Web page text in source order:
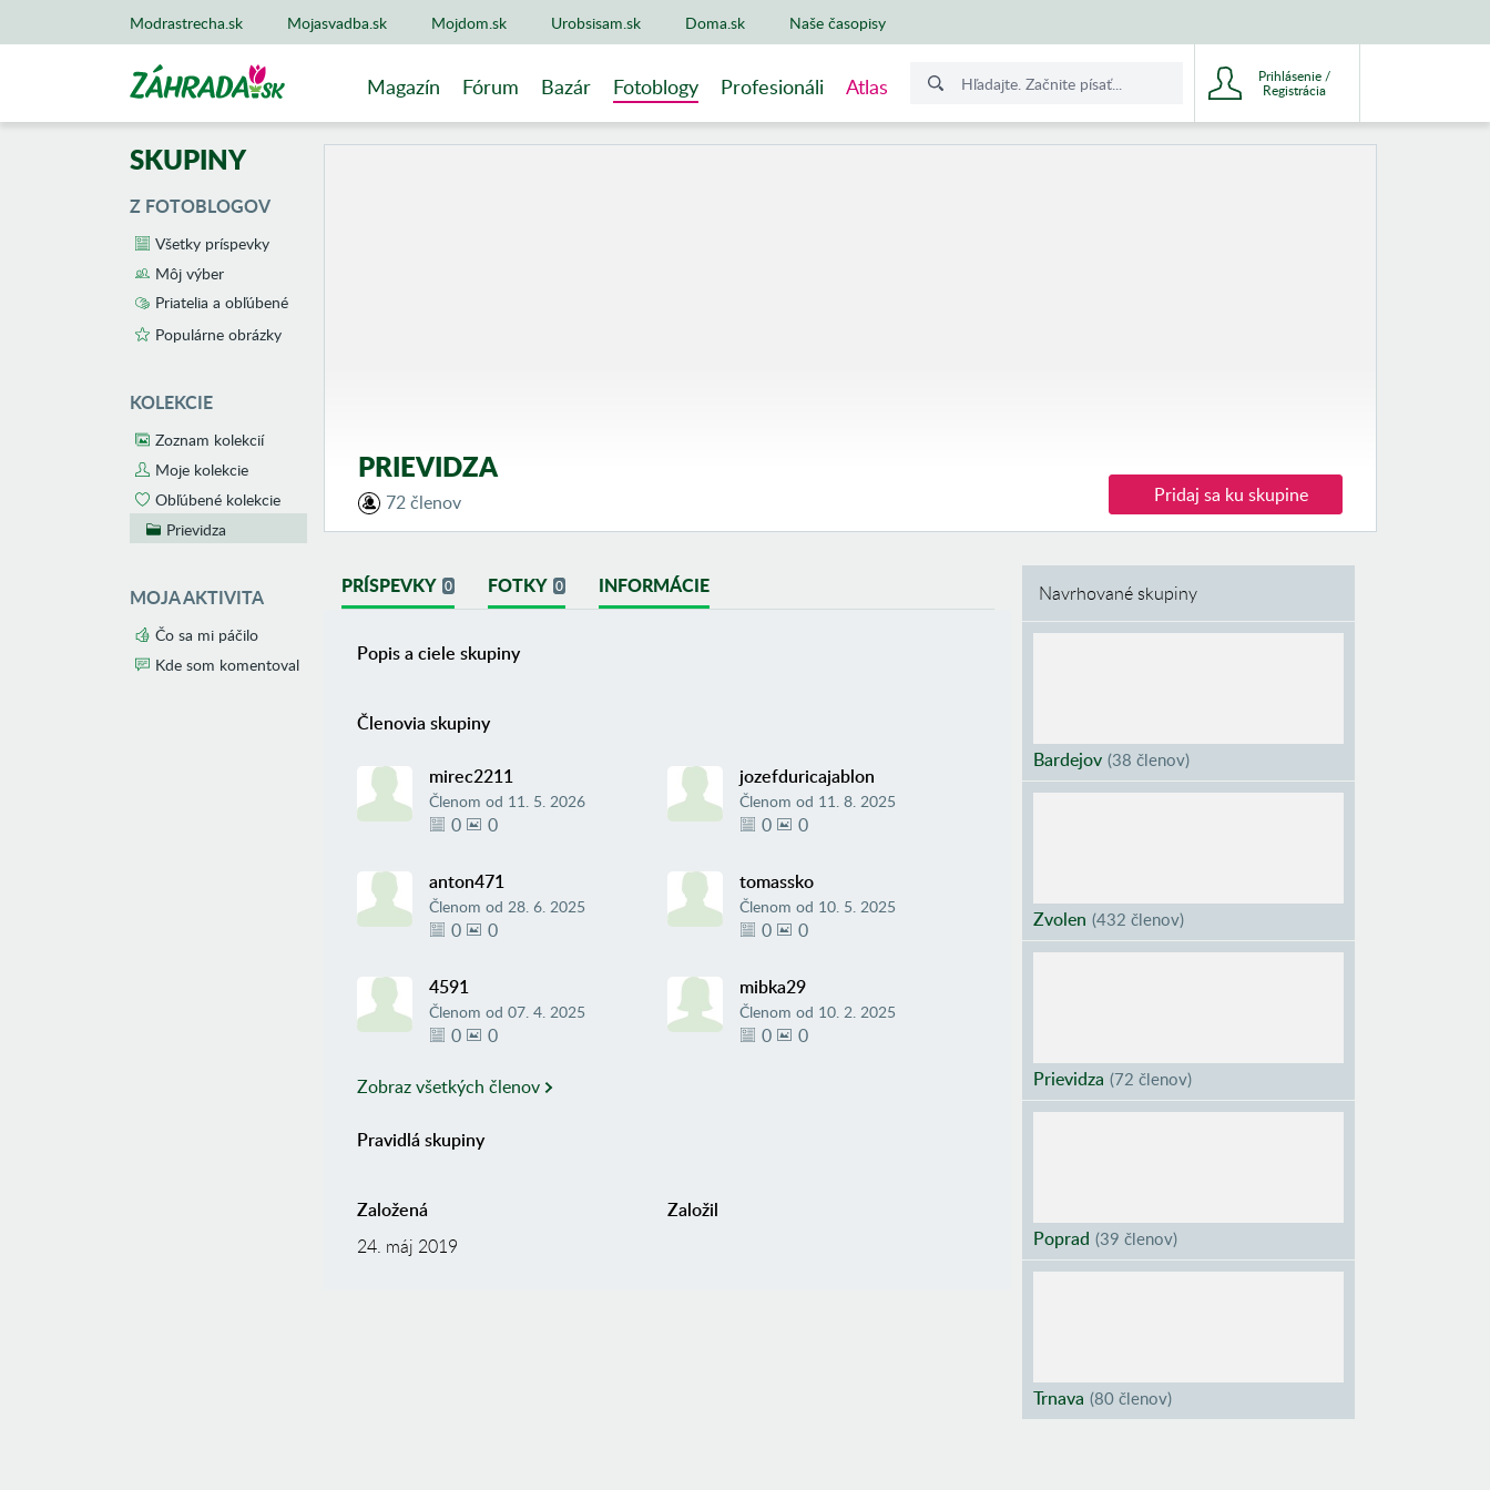
Modrastrecha.sk Mojasvadba.sk Mojdom.sk Urobsisam.sk Doma.sk Naše časopisy
Magazín Fórum Bazár Fotoblogy Profesionáli Atlas
Prihlásenie /
Registrácia
SKUPINY
Z FOTOBLOGOV
Všetky príspevky
Môj výber
Priatelia a obľúbené
Populárne obrázky
KOLEKCIE
Zoznam kolekcií
Moje kolekcie
Obľúbené kolekcie
Prievidza
MOJA AKTIVITA
Čo sa mi páčilo
Kde som komentoval
PRIEVIDZA
72 členov Pridaj sa ku skupine
PRÍSPEVKY 0 FOTKY 0 INFORMÁCIE
Popis a ciele skupiny
Členovia skupiny
mirec2211
Členom od 11. 5. 2026
0 0
jozefduricajablon
Členom od 11. 8. 2025
0 0
anton471
Členom od 28. 6. 2025
0 0
tomassko
Členom od 10. 5. 2025
0 0
4591
Členom od 07. 4. 2025
0 0
mibka29
Členom od 10. 2. 2025
0 0
Zobraz všetkých členov
Pravidlá skupiny
Založená
24. máj 2019
Založil
Navrhované skupiny
Bardejov (38 členov)
Zvolen (432 členov)
Prievidza (72 členov)
Poprad (39 členov)
Trnava (80 členov)